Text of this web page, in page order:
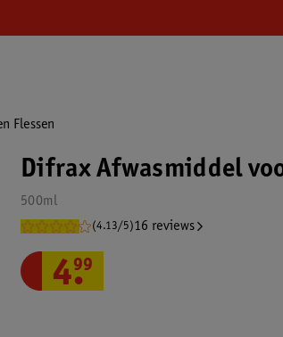
Flessen
Difrax Afwasmiddel
500ml
(4.13/5)16 reviews
4.
99